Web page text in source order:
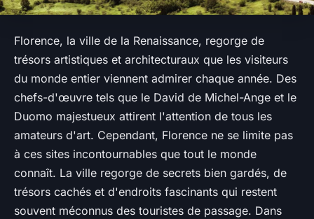
Florence, la ville de la Renaissance, regorge de
trésors artistiques et architecturaux que les visiteurs
du monde entier viennent admirer chaque année. Des
chefs-d'œuvre tels que le David de Michel-Ange et le
Duomo majestueux attirent l'attention de tous les
amateurs d'art. Cependant, Florence ne se limite pas
à ces sites incontournables que tout le monde
connaît. La ville regorge de secrets bien gardés, de
trésors cachés et d'endroits fascinants qui restent
souvent méconnus des touristes de passage. Dans